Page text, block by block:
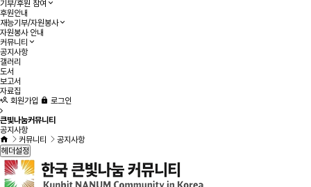
기부/후원 참여
후원안내
재능기부/자원봉사
자원봉사 안내
커뮤니티
공지사항
갤러리
도서
보고서
자료집
회원가입
로그인
큰빛나눔커뮤니티
공지사항
커뮤니티
공지사항
헤더설정